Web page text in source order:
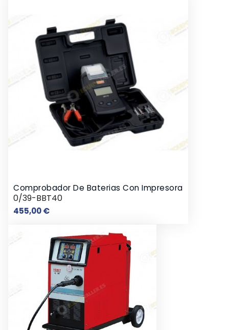
Comprobador De Baterias Con Impresora
0/39-BBT40
455,00 €Precio